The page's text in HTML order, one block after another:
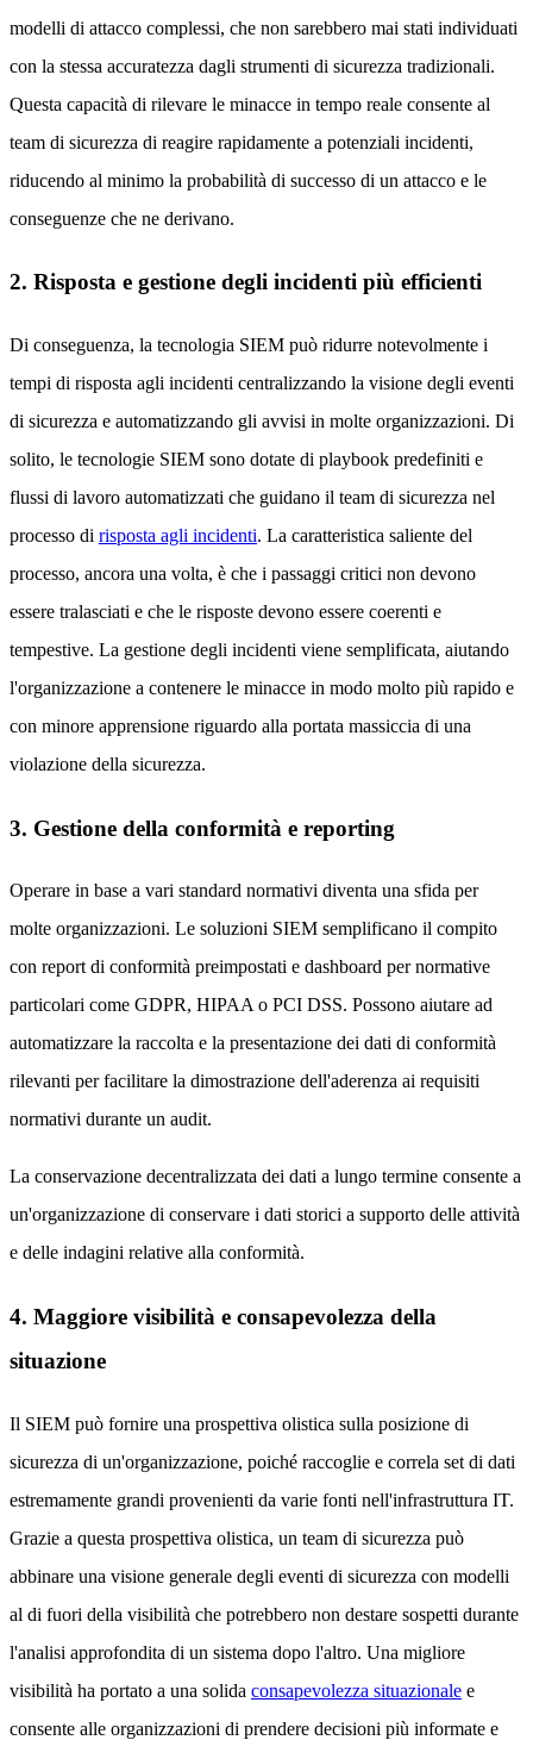
modelli di attacco complessi, che non sarebbero mai stati individuati
con la stessa accuratezza dagli strumenti di sicurezza tradizionali.
Questa capacità di rilevare le minacce in tempo reale consente al
team di sicurezza di reagire rapidamente a potenziali incidenti,
riducendo al minimo la probabilità di successo di un attacco e le
conseguenze che ne derivano.
2. Risposta e gestione degli incidenti più efficienti
Di conseguenza, la tecnologia SIEM può ridurre notevolmente i
tempi di risposta agli incidenti centralizzando la visione degli eventi
di sicurezza e automatizzando gli avvisi in molte organizzazioni. Di
solito, le tecnologie SIEM sono dotate di playbook predefiniti e
flussi di lavoro automatizzati che guidano il team di sicurezza nel
processo di risposta agli incidenti. La caratteristica saliente del
processo, ancora una volta, è che i passaggi critici non devono
essere tralasciati e che le risposte devono essere coerenti e
tempestive. La gestione degli incidenti viene semplificata, aiutando
l'organizzazione a contenere le minacce in modo molto più rapido e
con minore apprensione riguardo alla portata massiccia di una
violazione della sicurezza.
3. Gestione della conformità e reporting
Operare in base a vari standard normativi diventa una sfida per
molte organizzazioni. Le soluzioni SIEM semplificano il compito
con report di conformità preimpostati e dashboard per normative
particolari come GDPR, HIPAA o PCI DSS. Possono aiutare ad
automatizzare la raccolta e la presentazione dei dati di conformità
rilevanti per facilitare la dimostrazione dell'aderenza ai requisiti
normativi durante un audit.
La conservazione decentralizzata dei dati a lungo termine consente a
un'organizzazione di conservare i dati storici a supporto delle attività
e delle indagini relative alla conformità.
4. Maggiore visibilità e consapevolezza della
situazione
Il SIEM può fornire una prospettiva olistica sulla posizione di
sicurezza di un'organizzazione, poiché raccoglie e correla set di dati
estremamente grandi provenienti da varie fonti nell'infrastruttura IT.
Grazie a questa prospettiva olistica, un team di sicurezza può
abbinare una visione generale degli eventi di sicurezza con modelli
al di fuori della visibilità che potrebbero non destare sospetti durante
l'analisi approfondita di un sistema dopo l'altro. Una migliore
visibilità ha portato a una solida consapevolezza situazionale e
consente alle organizzazioni di prendere decisioni più informate e